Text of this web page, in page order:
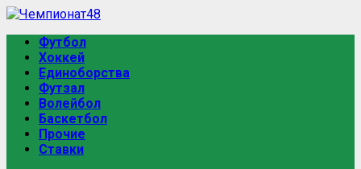
Футбол
Хоккей
Единоборства
Футзал
Волейбол
Баскетбол
Прочие
Ставки